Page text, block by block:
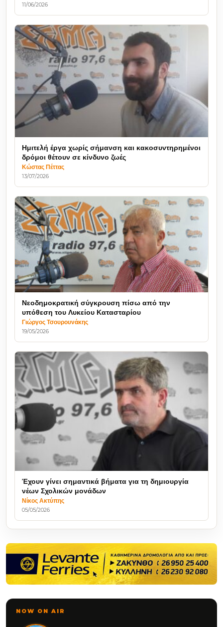
11/06/2026
Ημιτελή έργα χωρίς σήμανση και κακοσυντηρημένοι
δρόμοι θέτουν σε κίνδυνο ζωές
Κώστας Πέττας
13/07/2026
Νεοδημοκρατική σύγκρουση πίσω από την
υπόθεση του Λυκείου Κατασταρίου
Γιώργος Τσουρουνάκης
19/05/2026
Έχουν γίνει σημαντικά βήματα για τη δημιουργία
νέων Σχολικών μονάδων
Νίκος Ακτύπης
05/05/2026
NOW ON AIR